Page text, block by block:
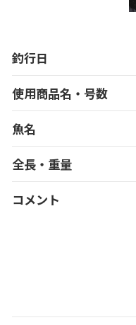
釣行日
使用商品名・号数
魚名
全長・重量
コメント